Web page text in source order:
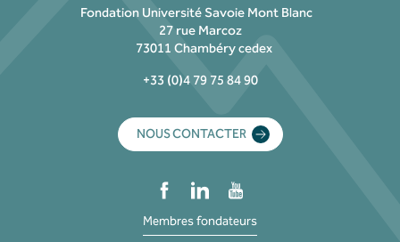
Membres fondateurs
Fondation Université Savoie Mont Blanc
27 rue Marcoz
73011 Chambéry cedex
+33 (0)4 79 75 84 90
NOUS CONTACTER